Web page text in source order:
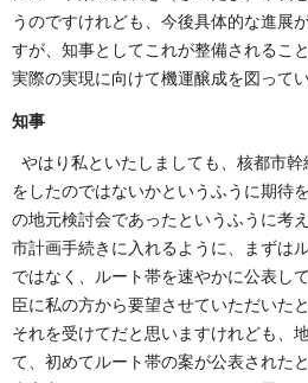
うのですけれども、今後具体的な進展
すが、知事としてこれが整備されるこ
実際の実現に向けて機運醸成を図って
知事
やはり私といたしましても、核都市
をしたのではないかというふうに期待
の地元検討会であったというふうに考
市計画手続きに入れるように、まずは
ではなく、ルート帯を速やかに公表し
臣に私の方から要望させていただいた
それを受けてだと思いますけれども、
て、初めてルート帯の案が公表された